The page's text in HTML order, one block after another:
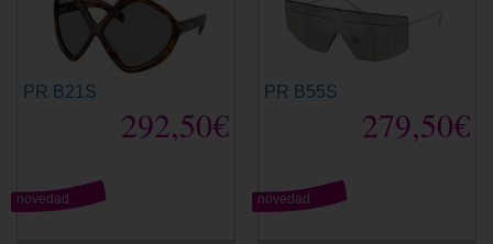
PR B21S
292,50€
novedad
PR B55S
279,50€
novedad